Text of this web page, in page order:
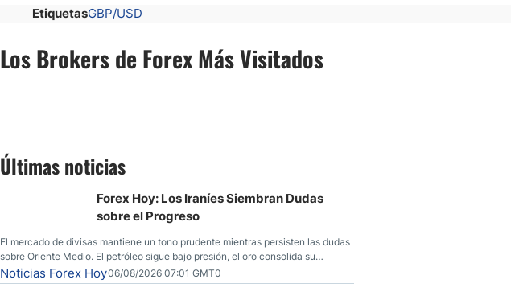
EtiquetasGBP/USD
Los Brokers de Forex Más Visitados
Últimas noticias
Forex Hoy: Los Iraníes Siembran Dudas
sobre el Progreso
El mercado de divisas mantiene un tono prudente mientras persisten las dudas
sobre Oriente Medio. El petróleo sigue bajo presión, el oro consolida su
fortaleza y los operadores esperan nuevas referencias económicas desde
Estados Unidos.
Noticias Forex Hoy06/08/2026 07:01 GMT0